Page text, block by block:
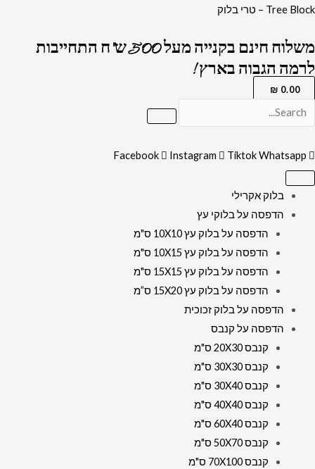
דילוג
Tree Block – טרי בלוק
משלוח חינם בקנייה מעל 500 ש"ח התחייבות
לרמה הגבוה בארץ !
0.00
₪
Facebook Instagram TiktokWhatsapp
בלוק אקרילי
הדפסה על בלוקי עץ
הדפסה על בלוק עץ 10X10 ס"מ
הדפסה על בלוק עץ 10X15 ס"מ
הדפסה על בלוק עץ 15X15 ס"מ
הדפסה על בלוק עץ 15X20 ס”מ
הדפסה על בלוק זכוכית
הדפסה על קנבס
קנבס 20X30 ס"מ
קנבס 30X30 ס"מ
קנבס 30X40 ס"מ
קנבס 40X40 ס"מ
קנבס 60X40 ס"מ
קנבס 50X70 ס"מ
קנבס 70X100 ס"מ
כמות
2012
-
ציור
שמעון
יוחאי
להדפסה
קנבס
זכוכית